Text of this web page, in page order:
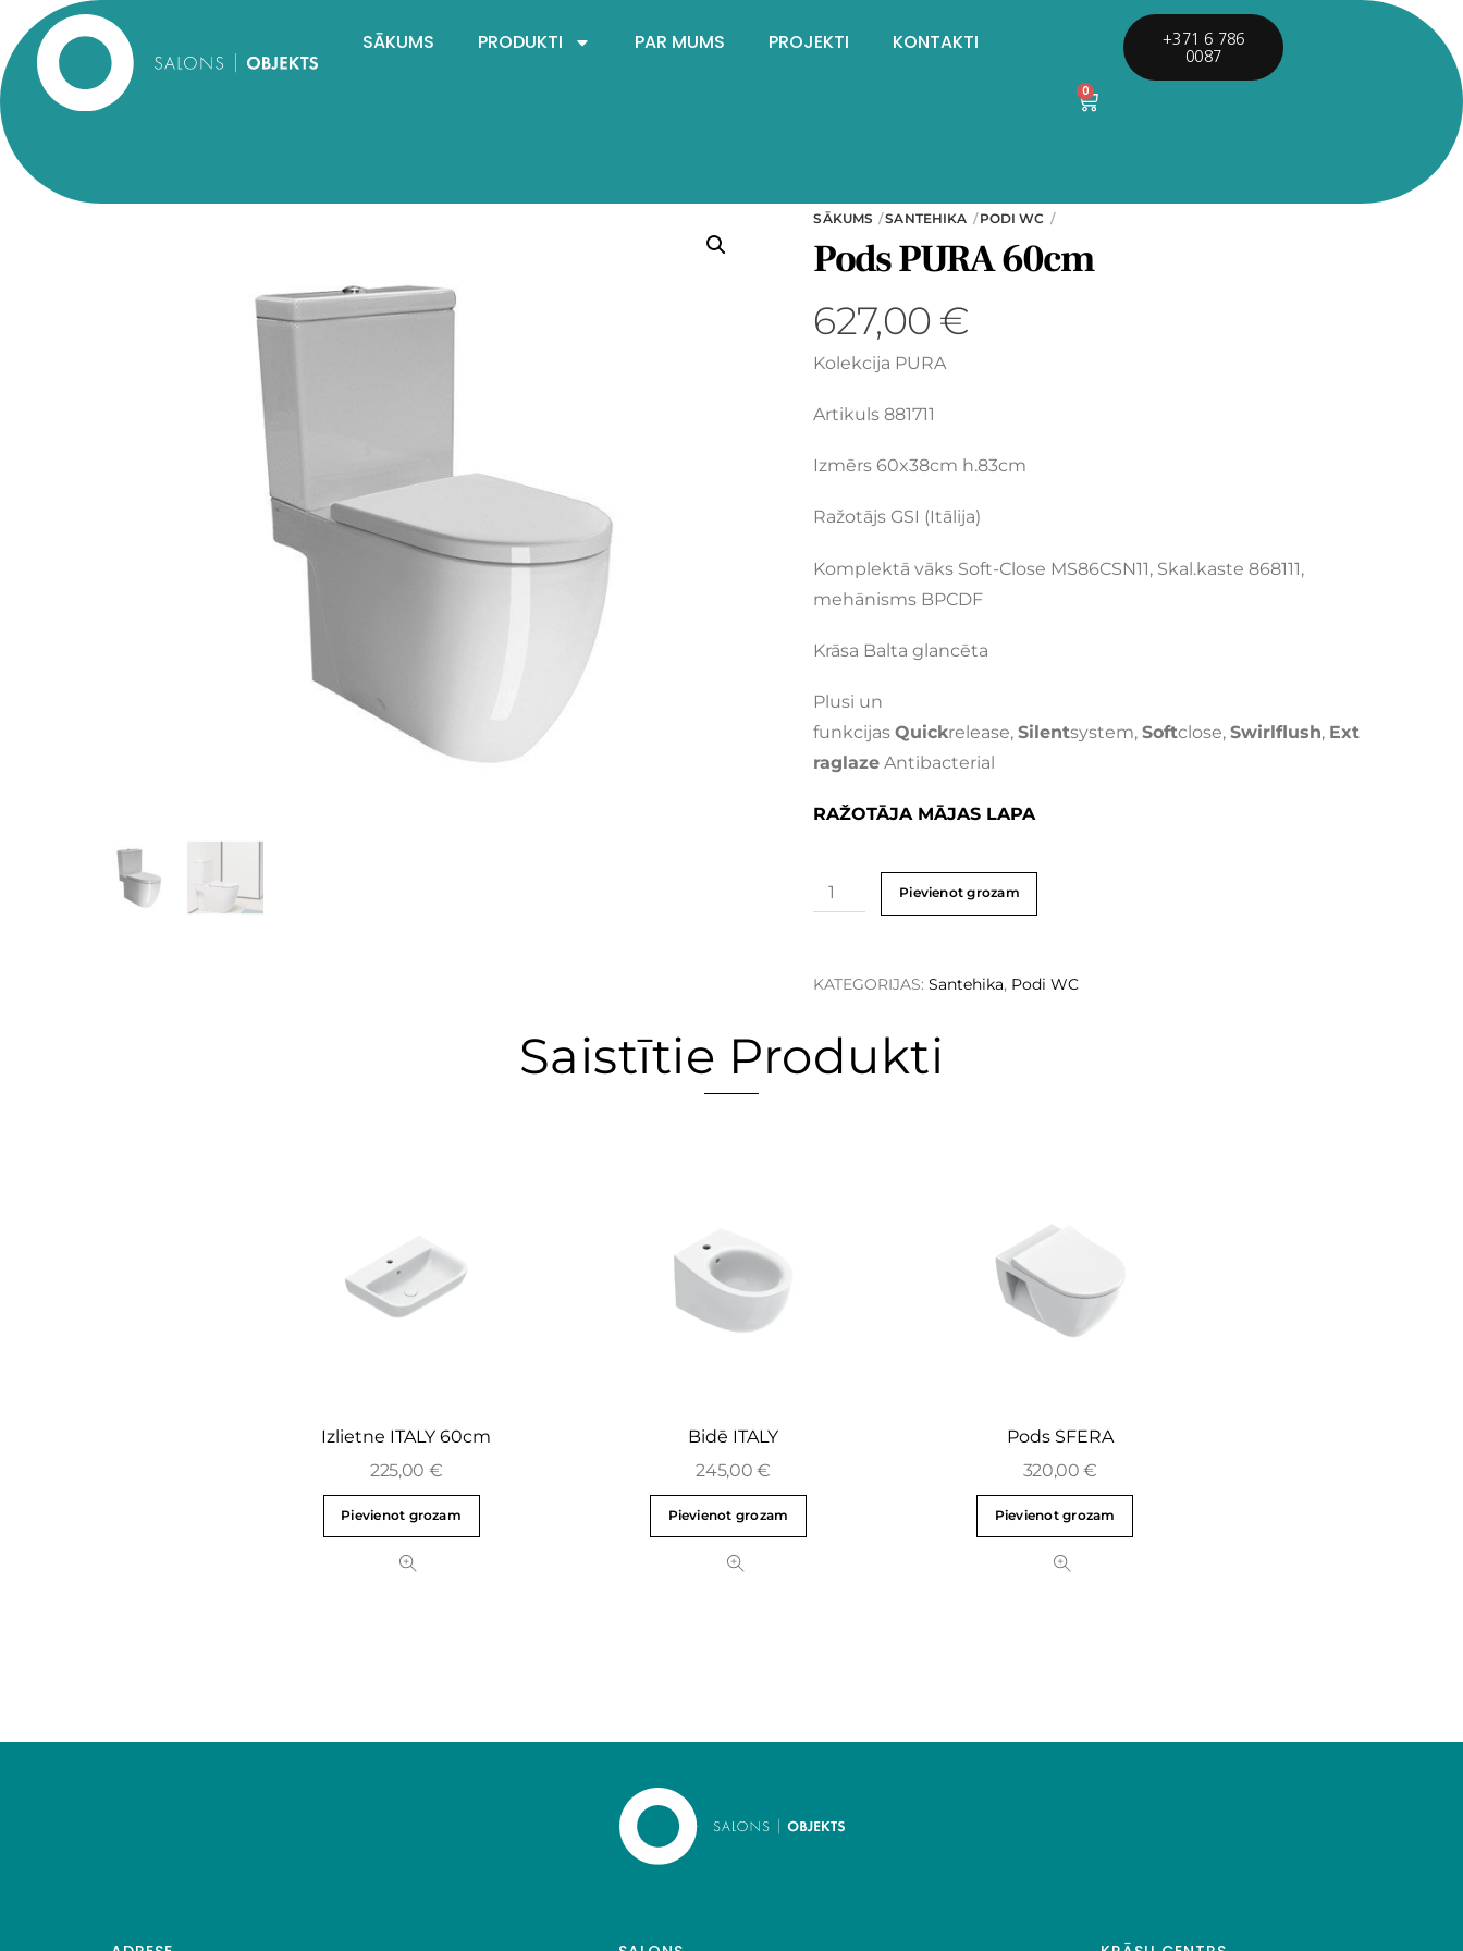
SĀKUMS PRODUKTI PAR MUMS PROJEKTI KONTAKTI
0
+371 6 786
0087
SĀKUMS SANTEHIKA PODI WC
Pods PURA 60cm
627,00 €
Kolekcija PURA
Artikuls 881711
Izmērs 60x38cm h.83cm
Ražotājs GSI (Itālija)
Komplektā vāks Soft-Close MS86CSN11, Skal.kaste 868111,
mehānisms BPCDF
Krāsa Balta glancēta
Plusi un
funkcijasQuickrelease,Silentsystem,Softclose,Swirlflush, Ext
raglaze Antibacterial
RAŽOTĀJA MĀJAS LAPA
Pievienot grozam
KATEGORIJAS:Santehika, Podi WC
Saistītie Produkti
Izlietne ITALY 60cm
225,00 €
Pievienot grozam
Bidē ITALY
245,00€
Pievienot grozam
Pods SFERA
320,00€
Pievienot grozam